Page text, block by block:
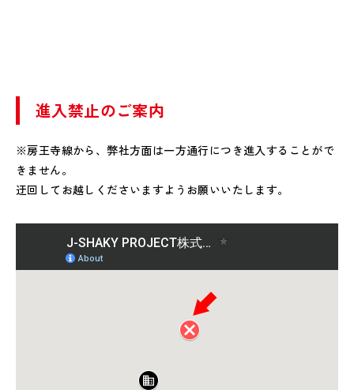
進入禁止のご案内
※房王寺線から、弊社方面は一方通行につき進入することがで
きません。
迂回してお越しくださいますようお願いいたします。